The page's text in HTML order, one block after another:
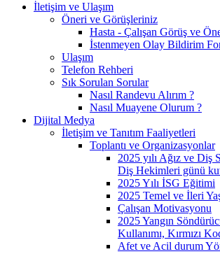
İletişim ve Ulaşım
Öneri ve Görüşleriniz
Hasta - Çalışan Görüş ve
İstenmeyen Olay Bildirim
Ulaşım
Telefon Rehberi
Sık Sorulan Sorular
Nasıl Randevu Alırım ?
Nasıl Muayene Olurum ?
Dijital Medya
İletişim ve Tanıtım Faaliyetleri
Toplantı ve Organizasyonlar
2025 yılı Ağız ve Diş
Diş Hekimleri günü
2025 Yılı İSG Eğitimi
2025 Temel ve İleri
Çalışan Motivasyonu
2025 Yangın
Kullanımı, Kırmızı
Afet ve Acil durum